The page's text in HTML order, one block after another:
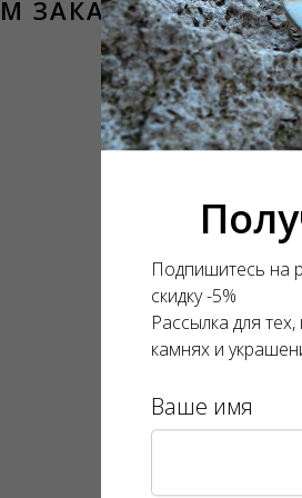
ЗАКАЗЫВАЮТ
КОЛЬЦО С
КВАДРАТНОЕ
Подпишитесь на
скидку -5%
Рассылка для
камнях и
Ваше имя